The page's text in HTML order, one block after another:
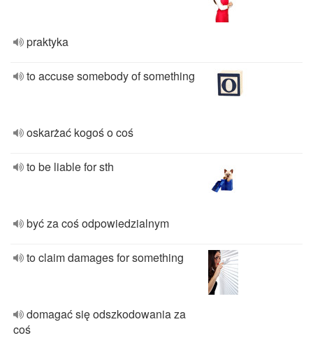
praktyka
to accuse somebody of something
oskarżać kogoś o coś
to be liable for sth
być za coś odpowiedzialnym
to claim damages for something
domagać się odszkodowania za
coś